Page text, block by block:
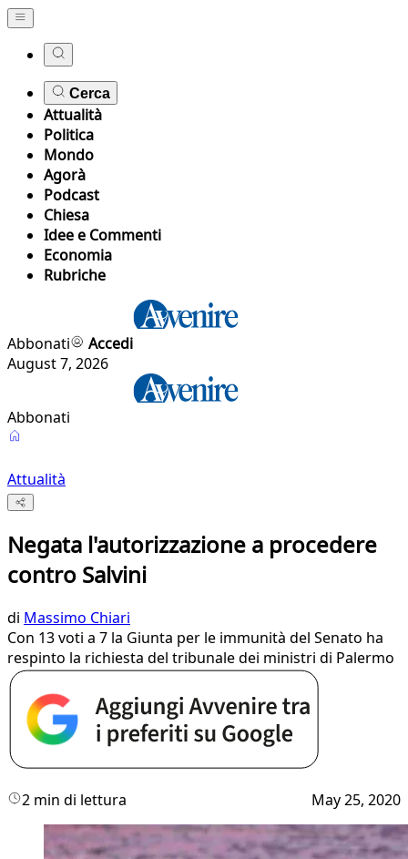
Cerca
Attualità
Politica
Mondo
Agorà
Podcast
Chiesa
Idee e Commenti
Economia
Rubriche
Abbonati
Accedi
August 7, 2026
Abbonati
Attualità
Negata l'autorizzazione a procedere
contro Salvini
di Massimo Chiari
Con 13 voti a 7 la Giunta per le immunità del Senato ha
respinto la richiesta del tribunale dei ministri di Palermo
2 min di lettura May 25, 2020